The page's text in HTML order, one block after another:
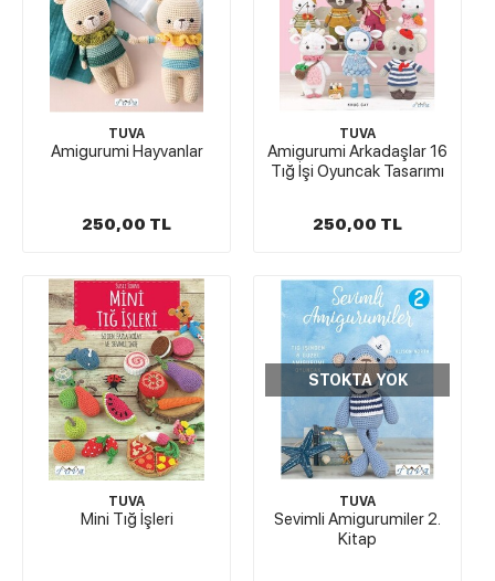
TUVA
Amigurumi Hayvanlar
250,00 TL
TUVA
Amigurumi Arkadaşlar 16
Tığ İşi Oyuncak Tasarımı
250,00 TL
TUVA
Mini Tığ İşleri
STOKTA YOK
TUVA
Sevimli Amigurumiler 2.
Kitap